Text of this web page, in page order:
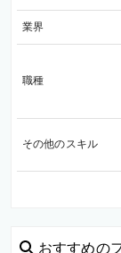
業界
職種
その他のスキル
おすすめの